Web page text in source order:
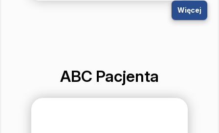
Więcej
ABC Pacjenta